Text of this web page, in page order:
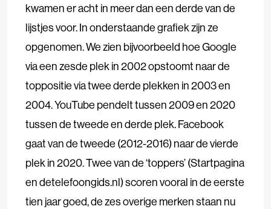
kwamen er acht in meer dan een derde van de
lijstjes voor. In onderstaande grafiek zijn ze
opgenomen. We zien bijvoorbeeld hoe Google
via een zesde plek in 2002 opstoomt naar de
toppositie via twee derde plekken in 2003 en
2004. YouTube pendelt tussen 2009 en 2020
tussen de tweede en derde plek. Facebook
gaat van de tweede (2012-2016) naar de vierde
plek in 2020. Twee van de ‘toppers’ (Startpagina
en detelefoongids.nl) scoren vooral in de eerste
tien jaar goed, de zes overige merken staan nu